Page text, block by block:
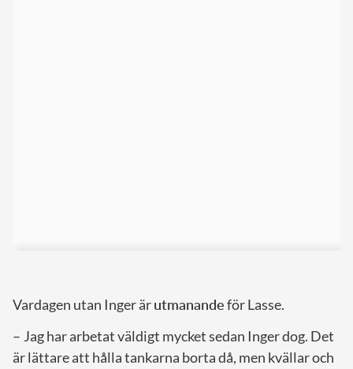
Vardagen utan Inger ärutmanandeför Lasse.
– Jag har arbetat väldigt mycket sedan Inger dog. Det
är lättare att hålla tankarna borta då, men kvällar och